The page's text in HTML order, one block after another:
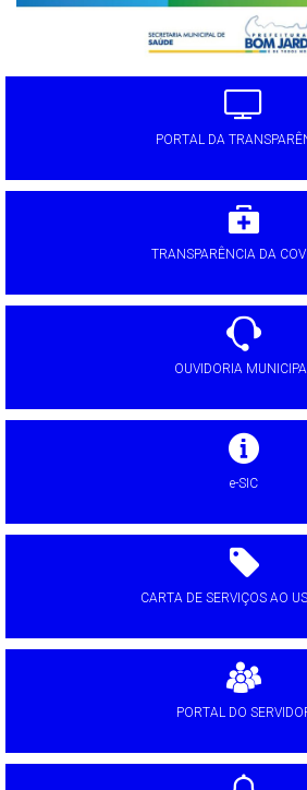
PORTAL DA
TRANSPARÊNCIA DA
OUVIDORIA
e-SIC
CARTA DE SERVIÇOS AO
PORTAL DO